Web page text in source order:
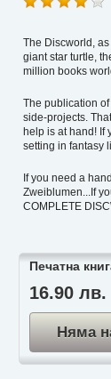
The Discworld,
giant star turtle,
million books
The publication
side-projects.
help is at hand! If
setting in fantasy
If you need a
Zweiblumen...If
COMPLETE
Печатна
16.90 лв.
Няма